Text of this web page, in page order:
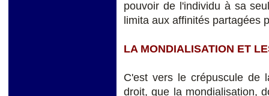
pouvoir de l'individu à sa
limita aux affinités partagées
LA MONDIALISATION ET
C'est vers le crépuscule de
droit, que la mondialisation,